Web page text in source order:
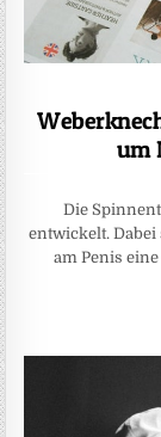
um
Die
entwickelt.
am Penis